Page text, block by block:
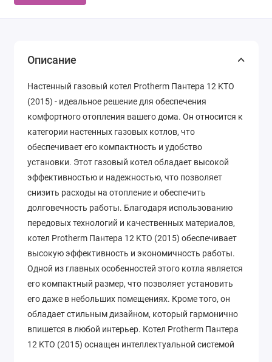
Описание
Настенный газовый котел Protherm Пантера 12 KTO
(2015) - идеальное решение для обеспечения
комфортного отопления вашего дома. Он относится к
категории настенных газовых котлов, что
обеспечивает его компактность и удобство
установки. Этот газовый котел обладает высокой
эффективностью и надежностью, что позволяет
снизить расходы на отопление и обеспечить
долговечность работы. Благодаря использованию
передовых технологий и качественных материалов,
котел Protherm Пантера 12 KTO (2015) обеспечивает
высокую эффективность и экономичность работы.
Одной из главных особенностей этого котла является
его компактный размер, что позволяет установить
его даже в небольших помещениях. Кроме того, он
обладает стильным дизайном, который гармонично
впишется в любой интерьер. Котел Protherm Пантера
12 KTO (2015) оснащен интеллектуальной системой